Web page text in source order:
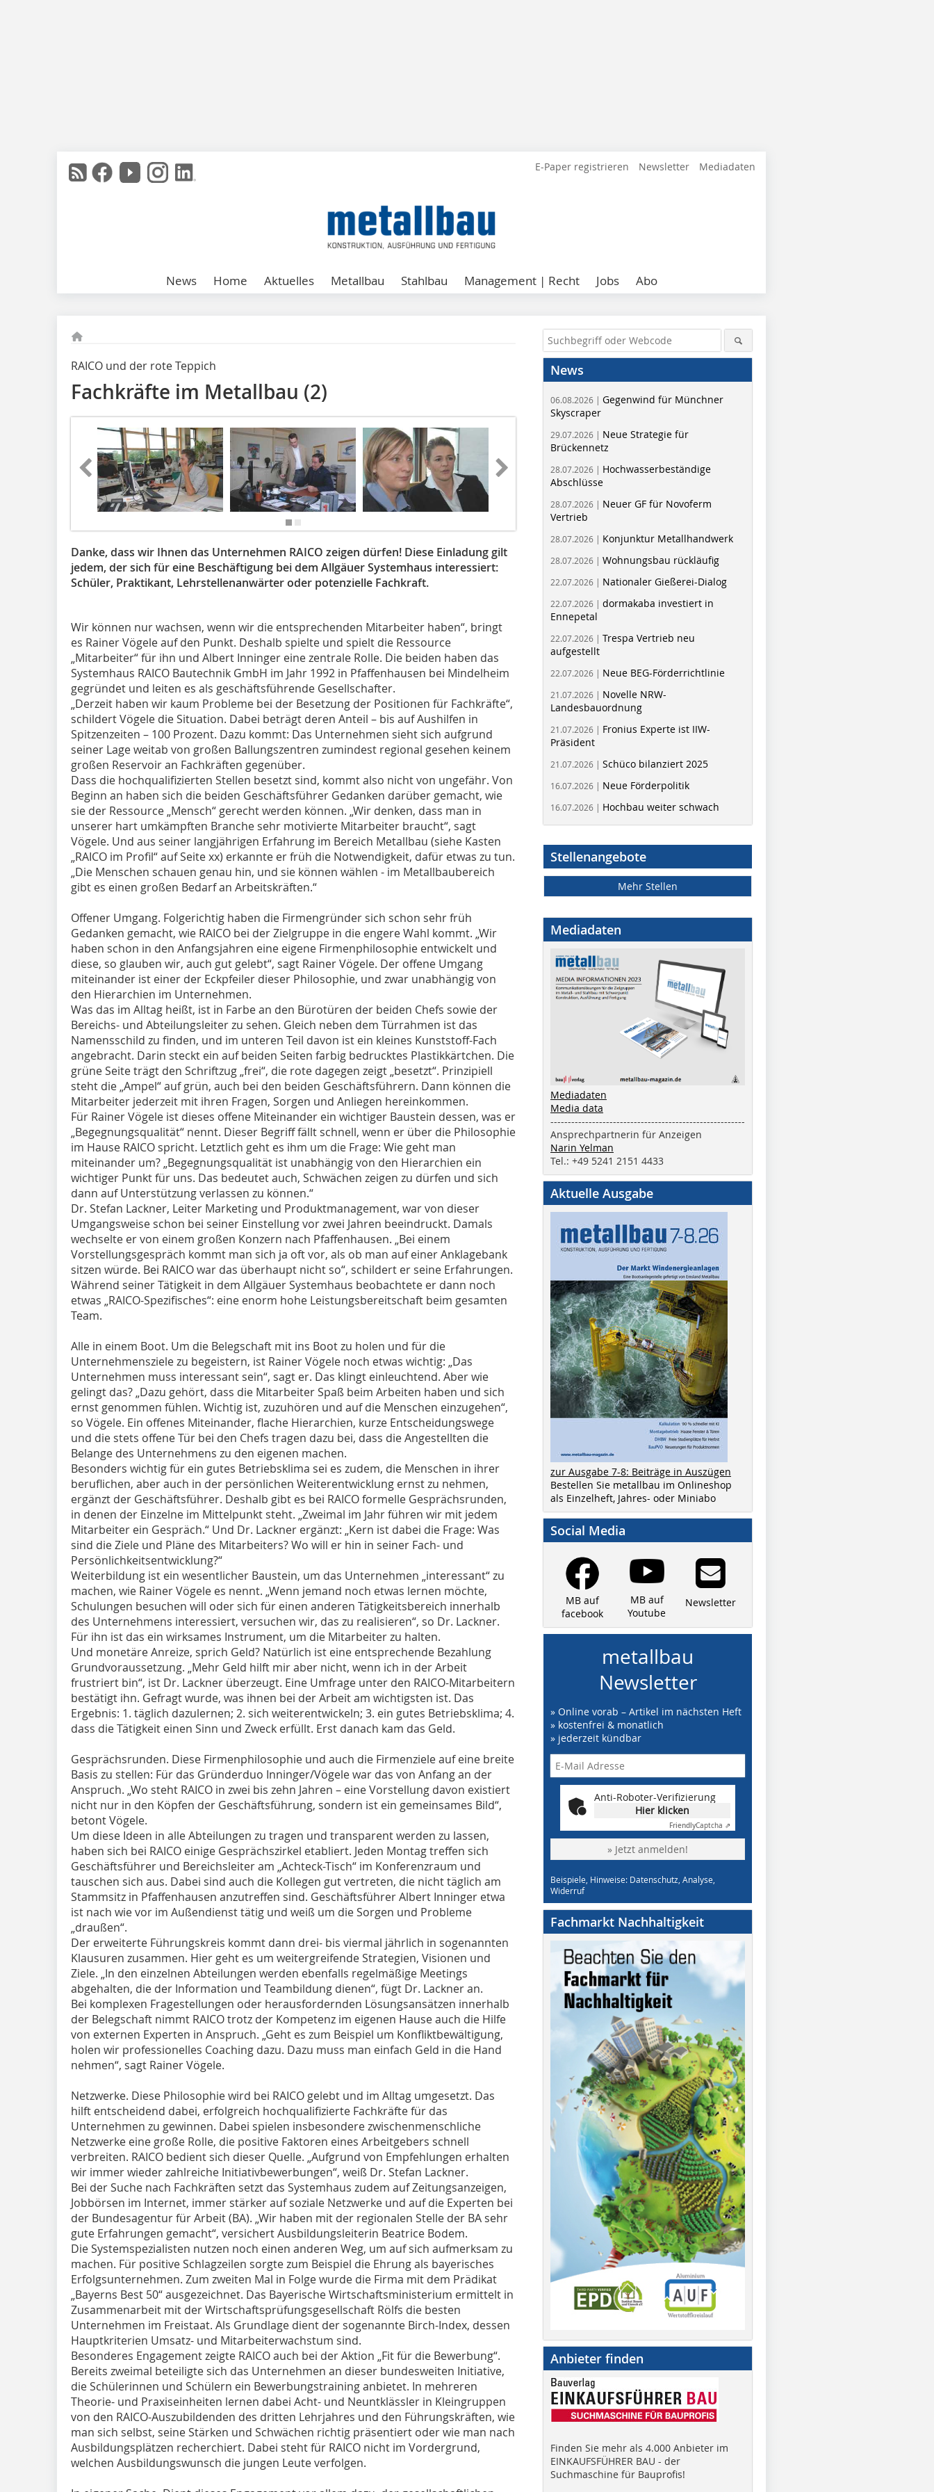
E-Paper registrieren Newsletter Mediadaten
News Home Aktuelles Metallbau Stahlbau Management | Recht Jobs Abo
RAICO und der rote Teppich
Fachkräfte im Metallbau (2)
Danke, dass wir Ihnen das Unternehmen RAICO zeigen dürfen! Diese Einladung gilt
jedem, der sich für eine Beschäftigung bei dem Allgäuer Systemhaus interessiert:
Schüler, Praktikant, Lehrstellenanwärter oder potenzielle Fachkraft.
Wir können nur wachsen, wenn wir die entsprechenden Mitarbeiter haben“, bringt
es Rainer Vögele auf den Punkt. Deshalb spielte und spielt die Ressource
„Mitarbeiter“ für ihn und Albert Inninger eine zentrale Rolle. Die beiden haben das
Systemhaus RAICO Bautechnik GmbH im Jahr 1992 in Pfaffenhausen bei Mindelheim
gegründet und leiten es als geschäftsführende Gesellschafter.
„Derzeit haben wir kaum Probleme bei der Besetzung der Positionen für Fachkräfte“,
schildert Vögele die Situation. Dabei beträgt deren Anteil – bis auf Aushilfen in
Spitzenzeiten – 100 Prozent. Dazu kommt: Das Unternehmen sieht sich aufgrund
seiner Lage weitab von großen Ballungszentren zumindest regional gesehen keinem
großen Reservoir an Fachkräften gegenüber.
Dass die hochqualifizierten Stellen besetzt sind, kommt also nicht von ungefähr. Von
Beginn an haben sich die beiden Geschäftsführer Gedanken darüber gemacht, wie
sie der Ressource „Mensch“ gerecht werden können. „Wir denken, dass man in
unserer hart umkämpften Branche sehr motivierte Mitarbeiter braucht“, sagt
Vögele. Und aus seiner langjährigen Erfahrung im Bereich Metallbau (siehe Kasten
„RAICO im Profil“ auf Seite xx) erkannte er früh die Notwendigkeit, dafür etwas zu tun.
„Die Menschen schauen genau hin, und sie können wählen - im Metallbaubereich
gibt es einen großen Bedarf an Arbeitskräften.“
Offener Umgang. Folgerichtig haben die Firmengründer sich schon sehr früh
Gedanken gemacht, wie RAICO bei der Zielgruppe in die engere Wahl kommt. „Wir
haben schon in den Anfangsjahren eine eigene Firmenphilosophie entwickelt und
diese, so glauben wir, auch gut gelebt“, sagt Rainer Vögele. Der offene Umgang
miteinander ist einer der Eckpfeiler dieser Philosophie, und zwar unabhängig von
den Hierarchien im Unternehmen.
Was das im Alltag heißt, ist in Farbe an den Bürotüren der beiden Chefs sowie der
Bereichs- und Abteilungsleiter zu sehen. Gleich neben dem Türrahmen ist das
Namensschild zu finden, und im unteren Teil davon ist ein kleines Kunststoff-Fach
angebracht. Darin steckt ein auf beiden Seiten farbig bedrucktes Plastikkärtchen. Die
grüne Seite trägt den Schriftzug „frei“, die rote dagegen zeigt „besetzt“. Prinzipiell
steht die „Ampel“ auf grün, auch bei den beiden Geschäftsführern. Dann können die
Mitarbeiter jederzeit mit ihren Fragen, Sorgen und Anliegen hereinkommen.
Für Rainer Vögele ist dieses offene Miteinander ein wichtiger Baustein dessen, was er
„Begegnungsqualität“ nennt. Dieser Begriff fällt schnell, wenn er über die Philosophie
im Hause RAICO spricht. Letztlich geht es ihm um die Frage: Wie geht man
miteinander um? „Begegnungsqualität ist unabhängig von den Hierarchien ein
wichtiger Punkt für uns. Das bedeutet auch, Schwächen zeigen zu dürfen und sich
dann auf Unterstützung verlassen zu können.“
Dr. Stefan Lackner, Leiter Marketing und Produktmanagement, war von dieser
Umgangsweise schon bei seiner Einstellung vor zwei Jahren beeindruckt. Damals
wechselte er von einem großen Konzern nach Pfaffenhausen. „Bei einem
Vorstellungsgespräch kommt man sich ja oft vor, als ob man auf einer Anklagebank
sitzen würde. Bei RAICO war das überhaupt nicht so“, schildert er seine Erfahrungen.
Während seiner Tätigkeit in dem Allgäuer Systemhaus beobachtete er dann noch
etwas „RAICO-Spezifisches“: eine enorm hohe Leistungsbereitschaft beim gesamten
Team.
Alle in einem Boot. Um die Belegschaft mit ins Boot zu holen und für die
Unternehmensziele zu begeistern, ist Rainer Vögele noch etwas wichtig: „Das
Unternehmen muss interessant sein“, sagt er. Das klingt einleuchtend. Aber wie
gelingt das? „Dazu gehört, dass die Mitarbeiter Spaß beim Arbeiten haben und sich
ernst genommen fühlen. Wichtig ist, zuzuhören und auf die Menschen einzugehen“,
so Vögele. Ein offenes Miteinander, flache Hierarchien, kurze Entscheidungswege
und die stets offene Tür bei den Chefs tragen dazu bei, dass die Angestellten die
Belange des Unternehmens zu den eigenen machen.
Besonders wichtig für ein gutes Betriebsklima sei es zudem, die Menschen in ihrer
beruflichen, aber auch in der persönlichen Weiterentwicklung ernst zu nehmen,
ergänzt der Geschäftsführer. Deshalb gibt es bei RAICO formelle Gesprächsrunden,
in denen der Einzelne im Mittelpunkt steht. „Zweimal im Jahr führen wir mit jedem
Mitarbeiter ein Gespräch.“ Und Dr. Lackner ergänzt: „Kern ist dabei die Frage: Was
sind die Ziele und Pläne des Mitarbeiters? Wo will er hin in seiner Fach- und
Persönlichkeitsentwicklung?“
Weiterbildung ist ein wesentlicher Baustein, um das Unternehmen „interessant“ zu
machen, wie Rainer Vögele es nennt. „Wenn jemand noch etwas lernen möchte,
Schulungen besuchen will oder sich für einen anderen Tätigkeitsbereich innerhalb
des Unternehmens interessiert, versuchen wir, das zu realisieren“, so Dr. Lackner.
Für ihn ist das ein wirksames Instrument, um die Mitarbeiter zu halten.
Und monetäre Anreize, sprich Geld? Natürlich ist eine entsprechende Bezahlung
Grundvoraussetzung. „Mehr Geld hilft mir aber nicht, wenn ich in der Arbeit
frustriert bin“, ist Dr. Lackner überzeugt. Eine Umfrage unter den RAICO-Mitarbeitern
bestätigt ihn. Gefragt wurde, was ihnen bei der Arbeit am wichtigsten ist. Das
Ergebnis: 1. täglich dazulernen; 2. sich weiterentwickeln; 3. ein gutes Betriebsklima; 4.
dass die Tätigkeit einen Sinn und Zweck erfüllt. Erst danach kam das Geld.
Gesprächsrunden. Diese Firmenphilosophie und auch die Firmenziele auf eine breite
Basis zu stellen: Für das Gründerduo Inninger/Vögele war das von Anfang an der
Anspruch. „Wo steht RAICO in zwei bis zehn Jahren – eine Vorstellung davon existiert
nicht nur in den Köpfen der Geschäftsführung, sondern ist ein gemeinsames Bild“,
betont Vögele.
Um diese Ideen in alle Abteilungen zu tragen und transparent werden zu lassen,
haben sich bei RAICO einige Gesprächszirkel etabliert. Jeden Montag treffen sich
Geschäftsführer und Bereichsleiter am „Achteck-Tisch“ im Konferenzraum und
tauschen sich aus. Dabei sind auch die Kollegen gut vertreten, die nicht täglich am
Stammsitz in Pfaffenhausen anzutreffen sind. Geschäftsführer Albert Inninger etwa
ist nach wie vor im Außendienst tätig und weiß um die Sorgen und Probleme
„draußen“.
Der erweiterte Führungskreis kommt dann drei- bis viermal jährlich in sogenannten
Klausuren zusammen. Hier geht es um weitergreifende Strategien, Visionen und
Ziele. „In den einzelnen Abteilungen werden ebenfalls regelmäßige Meetings
abgehalten, die der Information und Teambildung dienen“, fügt Dr. Lackner an.
Bei komplexen Fragestellungen oder herausfordernden Lösungsansätzen innerhalb
der Belegschaft nimmt RAICO trotz der Kompetenz im eigenen Hause auch die Hilfe
von externen Experten in Anspruch. „Geht es zum Beispiel um Konfliktbewältigung,
holen wir professionelles Coaching dazu. Dazu muss man einfach Geld in die Hand
nehmen“, sagt Rainer Vögele.
Netzwerke. Diese Philosophie wird bei RAICO gelebt und im Alltag umgesetzt. Das
hilft entscheidend dabei, erfolgreich hochqualifizierte Fachkräfte für das
Unternehmen zu gewinnen. Dabei spielen insbesondere zwischenmenschliche
Netzwerke eine große Rolle, die positive Faktoren eines Arbeitgebers schnell
verbreiten. RAICO bedient sich dieser Quelle. „Aufgrund von Empfehlungen erhalten
wir immer wieder zahlreiche Initiativbewerbungen“, weiß Dr. Stefan Lackner.
Bei der Suche nach Fachkräften setzt das Systemhaus zudem auf Zeitungsanzeigen,
Jobbörsen im Internet, immer stärker auf soziale Netzwerke und auf die Experten bei
der Bundesagentur für Arbeit (BA). „Wir haben mit der regionalen Stelle der BA sehr
gute Erfahrungen gemacht“, versichert Ausbildungsleiterin Beatrice Bodem.
Die Systemspezialisten nutzen noch einen anderen Weg, um auf sich aufmerksam zu
machen. Für positive Schlagzeilen sorgte zum Beispiel die Ehrung als bayerisches
Erfolgsunternehmen. Zum zweiten Mal in Folge wurde die Firma mit dem Prädikat
„Bayerns Best 50“ ausgezeichnet. Das Bayerische Wirtschaftsministerium ermittelt in
Zusammenarbeit mit der Wirtschaftsprüfungsgesellschaft Rölfs die besten
Unternehmen im Freistaat. Als Grundlage dient der sogenannte Birch-Index, dessen
Hauptkriterien Umsatz- und Mitarbeiterwachstum sind.
Besonderes Engagement zeigte RAICO auch bei der Aktion „Fit für die Bewerbung“.
Bereits zweimal beteiligte sich das Unternehmen an dieser bundesweiten Initiative,
die Schülerinnen und Schülern ein Bewerbungstraining anbietet. In mehreren
Theorie- und Praxiseinheiten lernen dabei Acht- und Neuntklässler in Kleingruppen
von den RAICO-Auszubildenden des dritten Lehrjahres und den Führungskräften, wie
man sich selbst, seine Stärken und Schwächen richtig präsentiert oder wie man nach
Ausbildungsplätzen recherchiert. Dabei steht für RAICO nicht im Vordergrund,
welchen Ausbildungswunsch die jungen Leute verfolgen.
News
06.08.2026 | Gegenwind für Münchner
Skyscraper
29.07.2026 | Neue Strategie für
Brückennetz
28.07.2026 | Hochwasserbeständige
Abschlüsse
28.07.2026 | Neuer GF für Novoferm
Vertrieb
28.07.2026 | Konjunktur Metallhandwerk
28.07.2026 | Wohnungsbau rückläufig
22.07.2026 | Nationaler Gießerei-Dialog
22.07.2026 | dormakaba investiert in
Ennepetal
22.07.2026 | Trespa Vertrieb neu
aufgestellt
22.07.2026 | Neue BEG-Förderrichtlinie
21.07.2026 | Novelle NRW-
Landesbauordnung
21.07.2026 | Fronius Experte ist IIW-
Präsident
21.07.2026 | Schüco bilanziert 2025
16.07.2026 | Neue Förderpolitik
16.07.2026 | Hochbau weiter schwach
Stellenangebote
Mehr Stellen
Mediadaten
Mediadaten
Media data
--------------------------------------------------------
Ansprechpartnerin für Anzeigen
Narin Yelman
Tel.: +49 5241 2151 4433
Aktuelle Ausgabe
zur Ausgabe 7-8: Beiträge in Auszügen
Bestellen Sie metallbau im Onlineshop
als Einzelheft, Jahres- oder Miniabo
Social Media
MB auf
facebook
MB auf
Youtube
Newsletter
metallbau
Newsletter
» Online vorab – Artikel im nächsten Heft
» kostenfrei & monatlich
» jederzeit kündbar
Anti-Roboter-Verifizierung
Hier klicken
FriendlyCaptcha ⇗
» Jetzt anmelden!
Beispiele, Hinweise: Datenschutz, Analyse,
Widerruf
Fachmarkt Nachhaltigkeit
Anbieter finden
Finden Sie mehr als 4.000 Anbieter im
EINKAUFSFÜHRER BAU - der
Suchmaschine für Bauprofis!